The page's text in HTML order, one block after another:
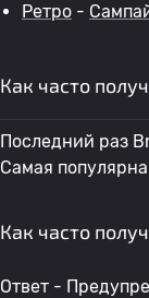
Ретро -
Как часто
Последний раз
Самая
Как часто
Ответ -